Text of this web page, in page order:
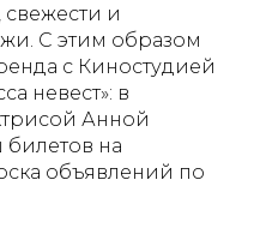
и
С этим образом
с Киностудией
невест»: в
Анной
на
объявлений по